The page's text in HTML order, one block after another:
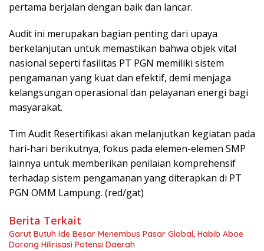
pertama berjalan dengan baik dan lancar.
Audit ini merupakan bagian penting dari upaya
berkelanjutan untuk memastikan bahwa objek vital
nasional seperti fasilitas PT PGN memiliki sistem
pengamanan yang kuat dan efektif, demi menjaga
kelangsungan operasional dan pelayanan energi bagi
masyarakat.
Tim Audit Resertifikasi akan melanjutkan kegiatan pada
hari-hari berikutnya, fokus pada elemen-elemen SMP
lainnya untuk memberikan penilaian komprehensif
terhadap sistem pengamanan yang diterapkan di PT
PGN OMM Lampung. (red/gat)
Berita Terkait
Garut Butuh Ide Besar Menembus Pasar Global, Habib Aboe
Dorong Hilirisasi Potensi Daerah